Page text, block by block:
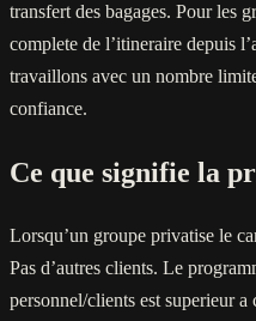
transfert des bagages. Pour les
complete de l’itineraire depuis
travaillons avec un nombre
confiance.
Ce que signifie la
Lorsqu’un groupe privatise le
Pas d’autres clients. Le
personnel/clients est superieur